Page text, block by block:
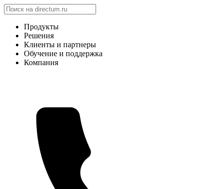
Продукты
Решения
Клиенты и партнеры
Обучение и поддержка
Компания